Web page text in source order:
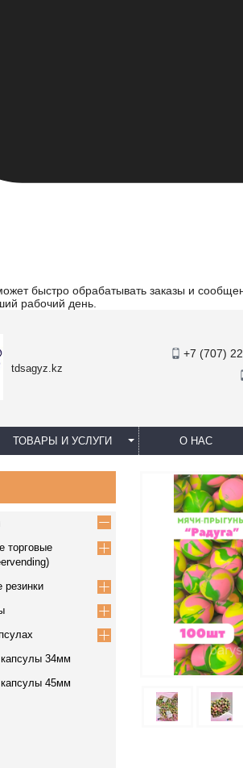
быстро обрабатывать заказы и
рабочий день.
tdsagyz.kz
+7 (707)
ТОВАРЫ И УСЛУГИ О НАС
торговые
34мм
45мм